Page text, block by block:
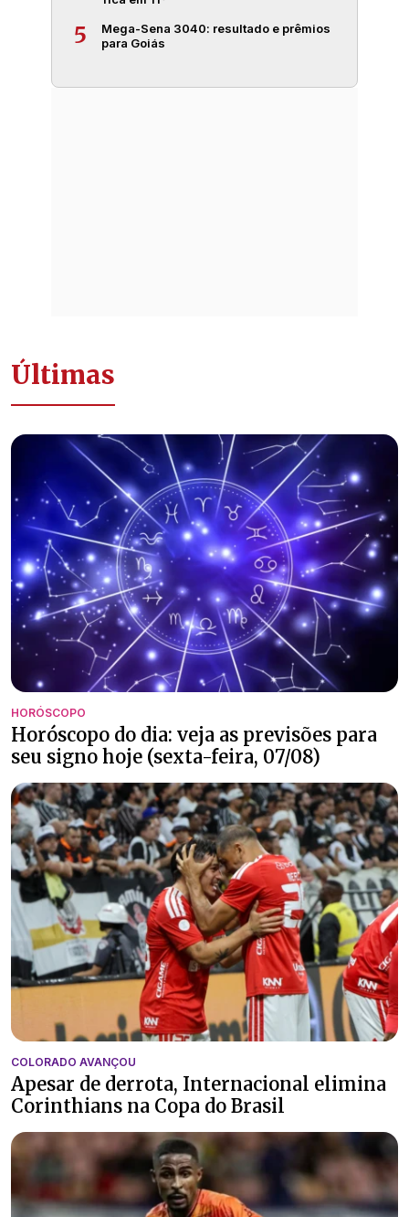
5
Mega-Sena 3040: resultado e prêmios
para Goiás
Últimas
HORÓSCOPO
Horóscopo do dia: veja as previsões para
seu signo hoje (sexta-feira, 07/08)
COLORADO AVANÇOU
Apesar de derrota, Internacional elimina
Corinthians na Copa do Brasil